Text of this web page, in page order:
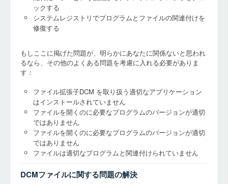
ックする
システムレジストリでプログラムとファイルの関連付けを
修復する
もしここに掲げた問題が、明らかにあなたに関係ないと思われ
るなら、その他のよくある問題を考慮に入れる必要がありま
す：
ファイル拡張子DCM を取り扱う適切なアプリケーション
はインストールされていません
ファイルを開くのに必要なプログラムのバージョンが適切
ではありません
ファイルを開くのに必要なプログラムのバージョンが適切
ではありません
ファイルは適切なプログラムと関連付けられていません
DCMファイルに関する問題の解決